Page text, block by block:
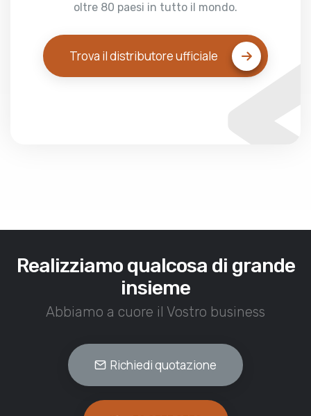
oltre 80 paesi in tutto il mondo.
Trova il distributore ufficiale
Realizziamo qualcosa di grande
insieme
Abbiamo a cuore il Vostro business
Richiedi quotazione